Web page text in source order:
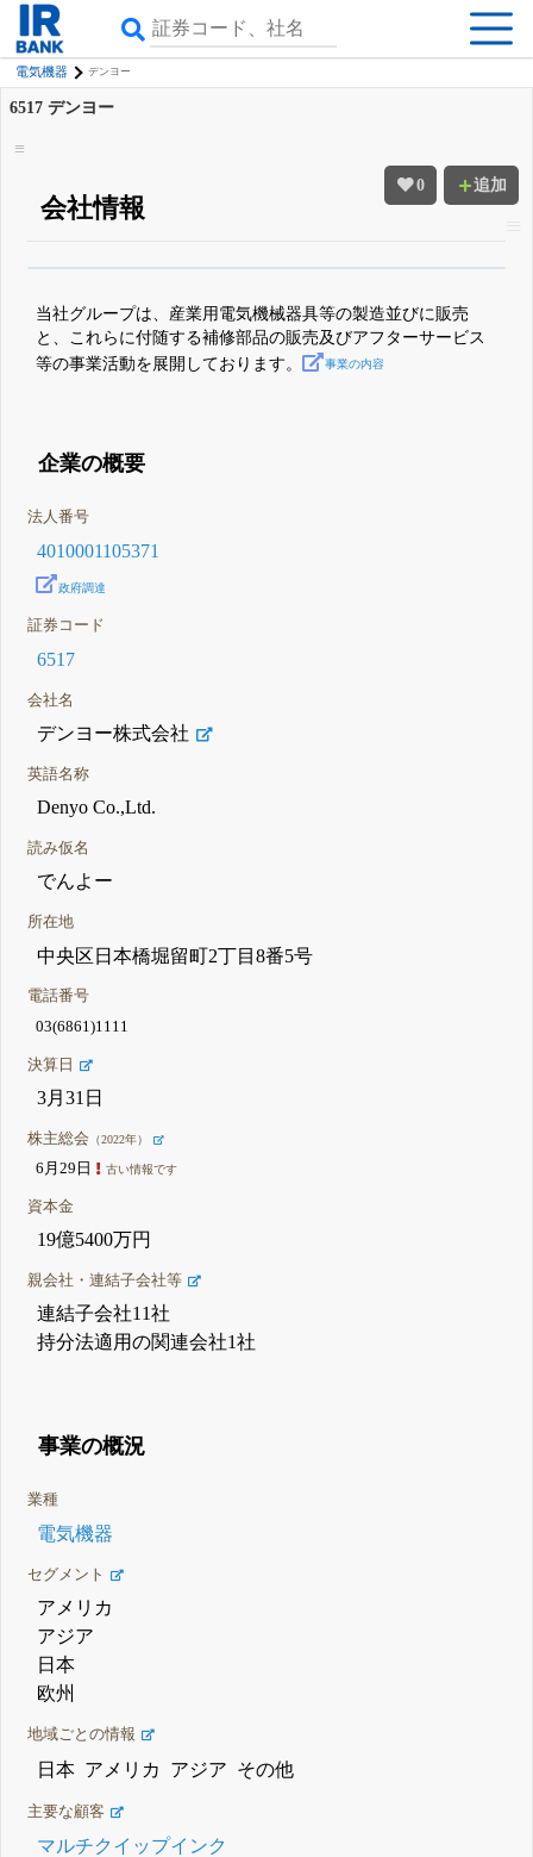
電気機器 デンヨー
0 追加
6517 デンヨー
会社情報
詳しく見られる
無料でβ版をはじめる
登録すると永久30%OFFと米株版の先行利用も付きます
当社グループは、産業用電気機械器具等の製造並びに販売
と、これらに付随する補修部品の販売及びアフターサービス
等の事業活動を展開しております。
事業の内容
企業の概要
法人番号
4010001105371
政府調達
証券コード
6517
会社名
デンヨー株式会社
英語名称
Denyo Co.,Ltd.
読み仮名
でんよー
所在地
中央区日本橋堀留町2丁目8番5号
電話番号
03(6861)1111
決算日
3月31日
株主総会 （2022年）
6月29日 古い情報です
資本金
19億5400万円
親会社・連結子会社等
連結子会社11社
持分法適用の関連会社1社
事業の概況
業種
電気機器
セグメント
アメリカ
アジア
日本
欧州
地域ごとの情報
日本 アメリカ アジア その他
主要な顧客
マルチクイップインク